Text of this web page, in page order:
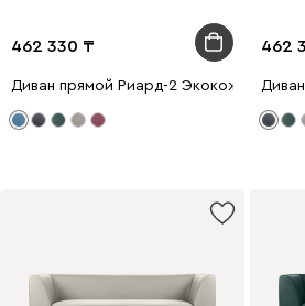
462 330
Диван прямой Риард-2 Экокожа
462